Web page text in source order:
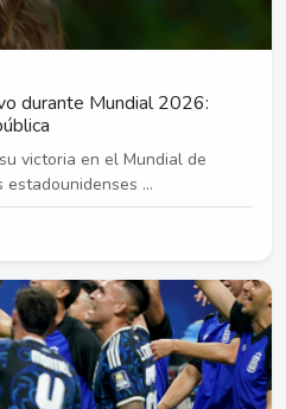
durante Mundial 2026:
victoria en el Mundial de
...